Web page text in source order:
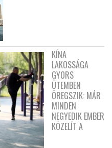
KÍNA
LAKOSSÁGA
GYORS
ÜTEMBEN
ÖREGSZIK: MÁR
MINDEN
NEGYEDIK EMBER
KÖZELÍT A